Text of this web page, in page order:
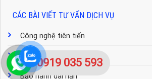
CÁC BÀI VIẾT TƯ VẤN DỊCH VỤ
Công nghệ tiên tiến
Dịch vụ chu đáo
Bảo hành dài hạn
0919 035 593